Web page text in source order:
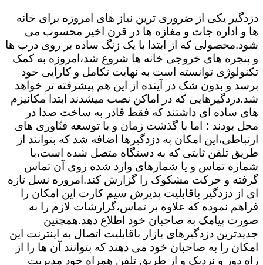
دزدگیر یکی از ضروری ترین نیاز های امروزه برای خانه
ها و اداره جات و مغازه ها در قرن اخیر محسوب می
شود.محصولی که از ابتدا با یک زنگ ساده بر روی درب ها
و پنجره های خروجی خانه ها شروع شد،امروزه به کمک
تکنولوژی توانسته است به نهایت تکامل و کارایی خود
برسد و بدون شک در آینده از این هم پیشرفته تر خواهد
شد.دزدگیرهایی که در اماکن نصب میشدند ابتدا مکانیزم
های ساده ای داشتند که فقط قادر به ساخت صدا در
محل بودند ؛ اما با گذشت زمان و با توسعه فنّاوری های
ارتباطی،این امکان به دزدگیرها اضافه شد که بتوانند از
طریق تلفن ثابتی که به دستگاه متصل شده است،با
شماره تماس و یا شمارهای وارد شده روی آن تماس
گرفته و حرکت مشکوک را گزارش کند.امروزه نسل تازه
ای از دزدگیر باقابلیت پذیرش سیم کارت این امکان را
فراهم نموده که علاوه بر تماس،گزارشات لازم را به
صورت پیامک به صاحبان خود اطلاع دهد.همچنین
جدیدترین دزدگیرهای بازار باقابلیت اتصال به اینترنت این
امکان را به صاحبان خود می دهند که بتوانند آن ها را از
راه دور و نزدیک و از طریق تلفن همراه خود مدیریت